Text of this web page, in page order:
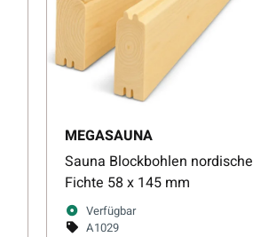
MEGASAUNA
Sauna Blockbohlen nordische
Fichte 58 x 145 mm
Verfügbar
A1029